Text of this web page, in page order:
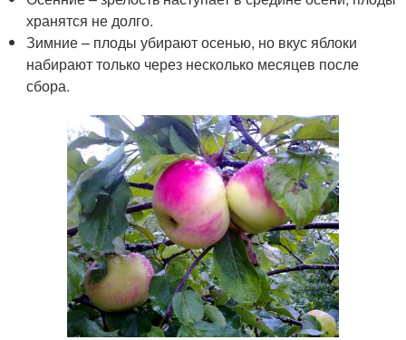
хранятся не долго.
Зимние – плоды убирают осенью, но вкус яблоки
набирают только через несколько месяцев после
сбора.